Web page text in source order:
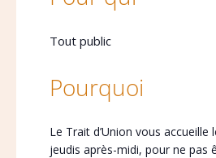
Tout public
Pourquoi
Le Trait d’Union vous accueille
jeudis après-midi, pour ne pas